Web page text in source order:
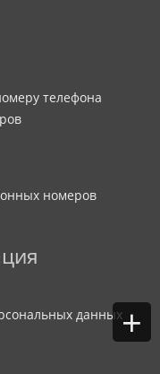
+
телефона
номеров
данных